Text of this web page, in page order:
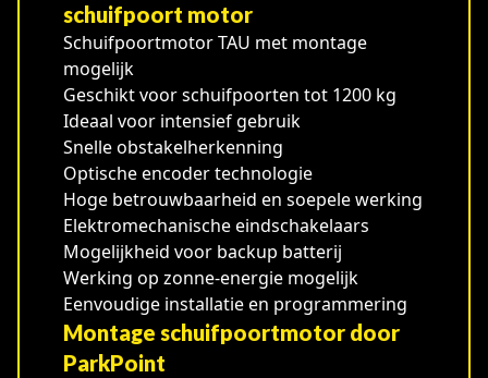
schuifpoort motor
Schuifpoortmotor TAU met montage
mogelijk
Geschikt voor schuifpoorten tot 1200 kg
Ideaal voor intensief gebruik
Snelle obstakelherkenning
Optische encoder technologie
Hoge betrouwbaarheid en soepele werking
Elektromechanische eindschakelaars
Mogelijkheid voor backup batterij
Werking op zonne-energie mogelijk
Eenvoudige installatie en programmering
Montage schuifpoortmotor door
ParkPoint